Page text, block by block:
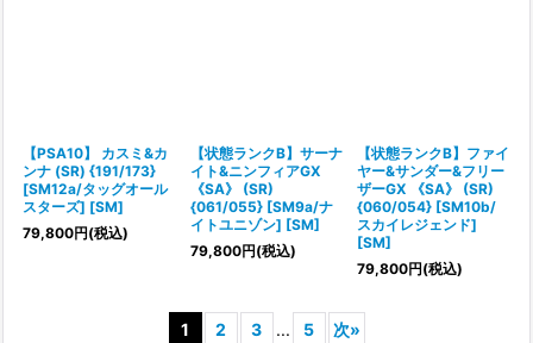
【PSA10】 カスミ&カ
ンナ (SR) {191/173}
[SM12a/タッグオール
スターズ] [SM]
79,800円(税込)
【状態ランクB】サーナ
イト&ニンフィアGX
《SA》 (SR)
{061/055} [SM9a/ナ
イトユニゾン] [SM]
79,800円(税込)
【状態ランクB】ファイ
ヤー&サンダー&フリー
ザーGX 《SA》 (SR)
{060/054} [SM10b/
スカイレジェンド]
[SM]
79,800円(税込)
1 2 3 ... 5 次»